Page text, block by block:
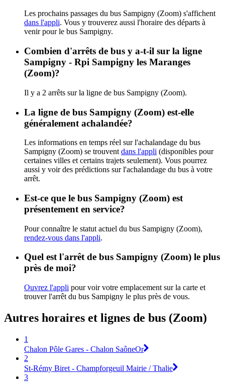
Les prochains passages du bus Sampigny (Zoom) s'affichent
dans l'appli. Vous y trouverez aussi l'horaire des départs à
venir pour le bus Sampigny.
Combien d'arrêts de bus y a-t-il sur la ligne
Sampigny - Rpi Sampigny les Maranges
(Zoom)?
Il y a 2 arrêts sur la ligne de bus Sampigny (Zoom).
La ligne de bus Sampigny (Zoom) est-elle
généralement achalandée?
Les informations en temps réel sur l'achalandage du bus
Sampigny (Zoom) se trouvent dans l'appli (disponibles pour
certaines villes et certains trajets seulement). Vous pourrez
aussi y voir des prédictions sur l'achalandage du bus à votre
arrêt.
Est-ce que le bus Sampigny (Zoom) est
présentement en service?
Pour connaître le statut actuel du bus Sampigny (Zoom),
rendez-vous dans l'appli.
Quel est l'arrêt de bus Sampigny (Zoom) le plus
près de moi?
Ouvrez l'appli pour voir votre emplacement sur la carte et
trouver l'arrêt du bus Sampigny le plus près de vous.
Autres horaires et lignes de bus (Zoom)
1
Chalon Pôle Gares - Chalon SaôneOr
2
St-Rémy Biret - Champforgeuil Mairie / Thalie
3